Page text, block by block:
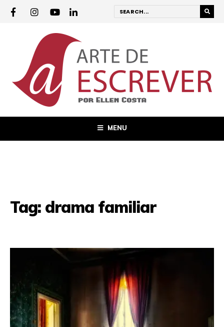
MENU
Tag: drama familiar